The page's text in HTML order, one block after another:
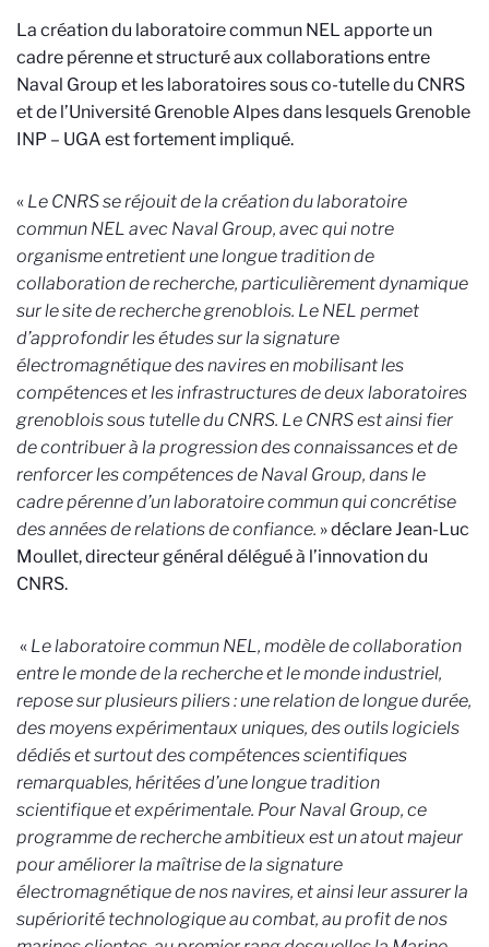
La création du laboratoire commun NEL apporte un
cadre pérenne et structuré aux collaborations entre
Naval Group et les laboratoires sous co-tutelle du CNRS
et de l’Université Grenoble Alpesdans lesquels Grenoble
INP – UGA est fortement impliqué.
« Le CNRS se réjouit de la création du laboratoire
commun NEL avec Naval Group, avec qui notre
organisme entretient une longue tradition de
collaboration de recherche, particulièrement dynamique
sur le site de recherche grenoblois. Le NEL permet
d’approfondir les études sur la signature
électromagnétique des navires en mobilisant les
compétences et les infrastructures de deux laboratoires
grenoblois sous tutelle du CNRS. Le CNRS est ainsi fier
de contribuer à la progression des connaissances et de
renforcer les compétences de Naval Group, dans le
cadre pérenne d’un laboratoire commun qui concrétise
des années de relations de confiance. » déclare Jean-Luc
Moullet, directeur général délégué à l’innovation du
CNRS.
« Le laboratoire commun NEL, modèle de collaboration
entre le monde de la recherche et le monde industriel,
repose sur plusieurs piliers : une relation de longue durée,
des moyens expérimentaux uniques, des outils logiciels
dédiés et surtout des compétences scientifiques
remarquables, héritées d’une longue tradition
scientifique et expérimentale. Pour Naval Group, ce
programme de recherche ambitieux est un atout majeur
pour améliorer la maîtrise de la signature
électromagnétique de nos navires, et ainsi leur assurer la
supériorité technologique au combat, au profit de nos